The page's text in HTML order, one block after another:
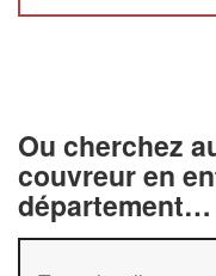
Ou cherchez
couvreur en
département…